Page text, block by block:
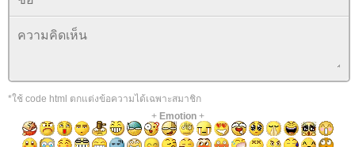
*ใช้ code html ตกแต่งข้อความได้เฉพาะสมาชิก
+ Emotion+